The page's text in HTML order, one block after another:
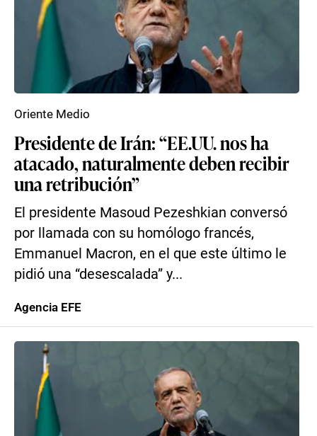
Presidente de Irán: “EE.UU. nos ha
atacado, naturalmente deben recibir
una retribución”
El presidente Masoud Pezeshkian conversó
por llamada con su homólogo francés,
Emmanuel Macron, en el que este último le
pidió una “desescalada” y...
Oriente Medio
Agencia EFE